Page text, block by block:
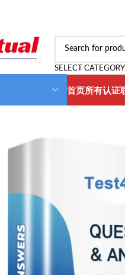
SELECT CATEGORY
首页所有认证